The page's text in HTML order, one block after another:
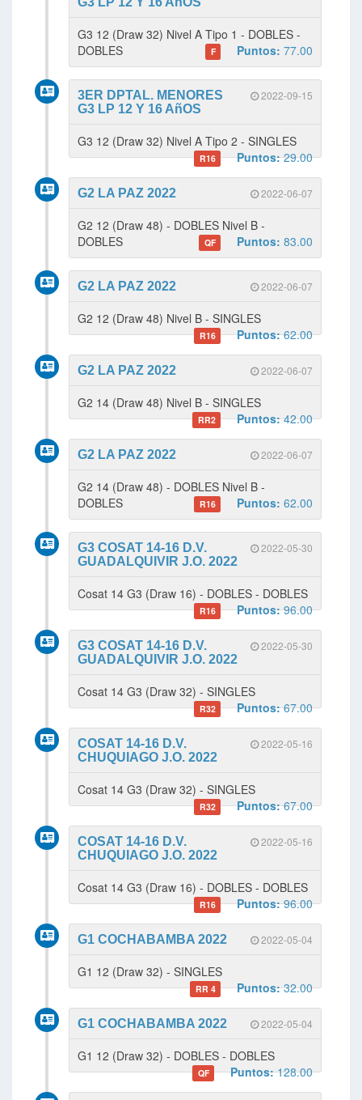
G3 12 (Draw 32) Nivel A Tipo 1 - DOBLES -
DOBLES
F Puntos: 77.00
2022-09-15
3ER DPTAL. MENORES
G3 LP 12 Y 16 AñOS
G3 12 (Draw 32) Nivel A Tipo 2 - SINGLES
R16 Puntos:29.00
2022-06-07
G2 LA PAZ 2022
G2 12 (Draw 48) - DOBLES Nivel B -
DOBLES
QF Puntos: 83.00
2022-06-07
G2 LA PAZ 2022
G2 12 (Draw 48) Nivel B - SINGLES
R16 Puntos:62.00
2022-06-07
G2 LA PAZ 2022
G2 14 (Draw 48) Nivel B - SINGLES
RR2 Puntos:42.00
2022-06-07
G2 LA PAZ 2022
G2 14 (Draw 48) - DOBLES Nivel B -
DOBLES
R16 Puntos: 62.00
2022-05-30
G3 COSAT 14-16 D.V.
GUADALQUIVIR J.O. 2022
Cosat 14 G3 (Draw 16) - DOBLES - DOBLES
R16 Puntos:96.00
2022-05-30
G3 COSAT 14-16 D.V.
GUADALQUIVIR J.O. 2022
Cosat 14 G3 (Draw 32) - SINGLES
R32 Puntos:67.00
2022-05-16
COSAT 14-16 D.V.
CHUQUIAGO J.O. 2022
Cosat 14 G3 (Draw 32) - SINGLES
R32 Puntos:67.00
2022-05-16
COSAT 14-16 D.V.
CHUQUIAGO J.O. 2022
Cosat 14 G3 (Draw 16) - DOBLES - DOBLES
R16 Puntos:96.00
2022-05-04
G1 COCHABAMBA 2022
G1 12 (Draw 32) - SINGLES
RR 4 Puntos:32.00
2022-05-04
G1 COCHABAMBA 2022
G1 12 (Draw 32) - DOBLES - DOBLES
QF Puntos:128.00